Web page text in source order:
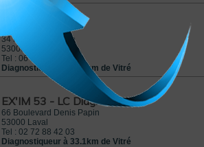
34 Place de la Gare
53000
Tel : 06 83 40 89 87
Diagnostiqueur à 33.1km de Vitré
EX'IM 53 - LC Diagnosis
66 Boulevard Denis Papin
53000 Laval
Tel : 02 72 88 42 03
Diagnostiqueur à 33.1km de Vitré